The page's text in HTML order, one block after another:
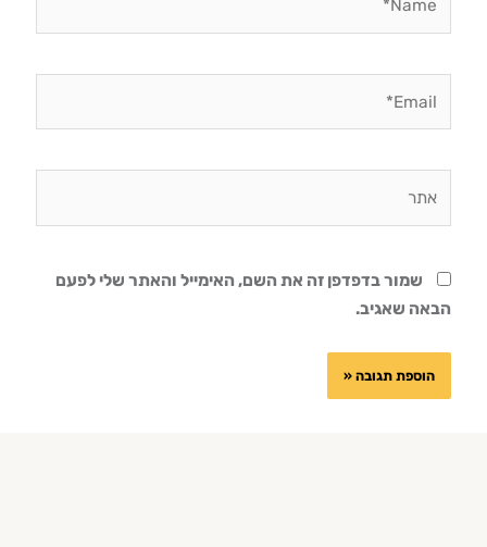
שמור בדפדפן זה את השם, האימייל והאתר שלי לפעם
הבאה שאגיב.